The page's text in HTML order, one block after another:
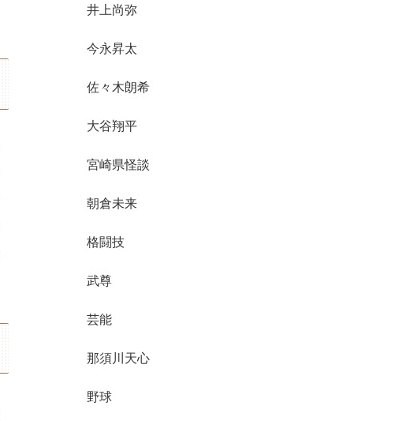
井上尚弥
今永昇太
佐々木朗希
大谷翔平
宮崎県怪談
朝倉未来
格闘技
武尊
芸能
那須川天心
野球